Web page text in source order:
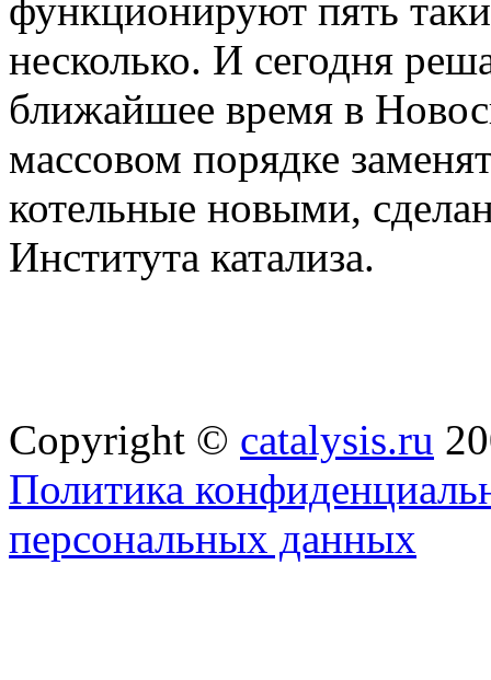
функционируют пять
несколько. И сегодня
ближайшее время в
массовом порядке
котельные новыми,
Института катализа.
Copyright © catalysis.ru
Политика
персональных данных